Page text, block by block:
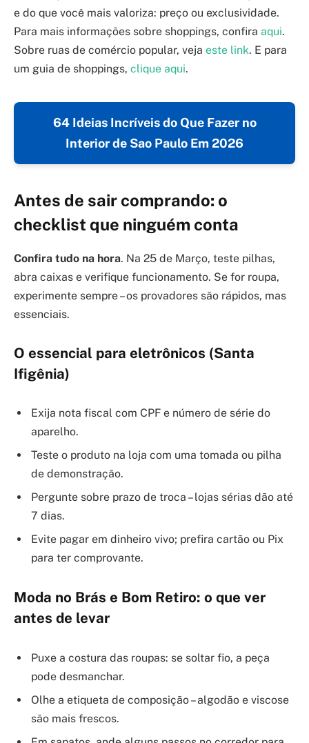
e do que você mais valoriza: preço ou exclusividade.
Para mais informações sobre shoppings, confira aqui.
Sobre ruas de comércio popular, veja este link. E para
um guia de shoppings, clique aqui.
64 Ideias Incríveis do Que Fazer no
Interior de Sao Paulo Em 2026
Antes de sair comprando: o
checklist que ninguém conta
Confira tudo na hora. Na 25 de Março, teste pilhas,
abra caixas e verifique funcionamento. Se for roupa,
experimente sempre – os provadores são rápidos, mas
essenciais.
O essencial para eletrônicos (Santa
Ifigênia)
Exija nota fiscal com CPF e número de série do
aparelho.
Teste o produto na loja com uma tomada ou pilha
de demonstração.
Pergunte sobre prazo de troca – lojas sérias dão até
7 dias.
Evite pagar em dinheiro vivo; prefira cartão ou Pix
para ter comprovante.
Moda no Brás e Bom Retiro: o que ver
antes de levar
Puxe a costura das roupas: se soltar fio, a peça
pode desmanchar.
Olhe a etiqueta de composição – algodão e viscose
são mais frescos.